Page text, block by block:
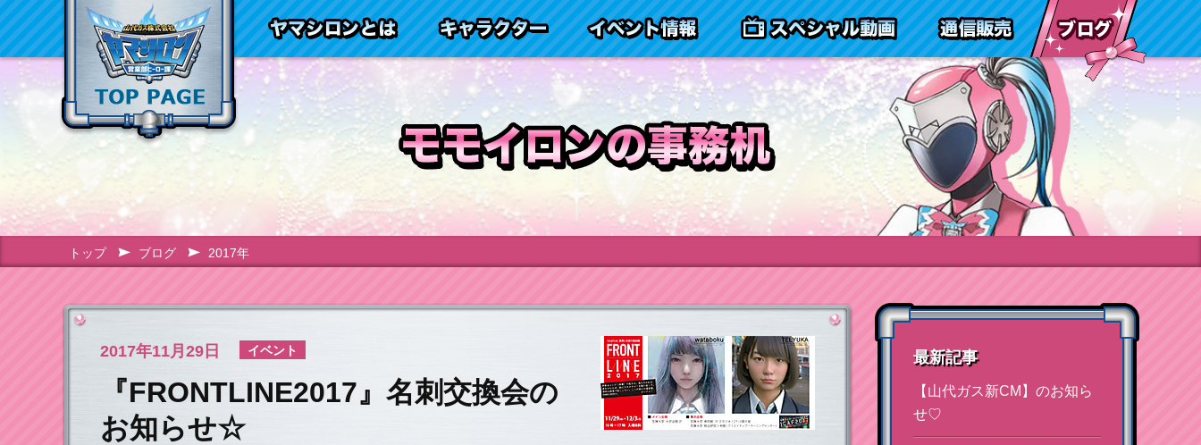
ヤマシロンとは キャラクター イベント情報 スペシャル動画 通信販売 ブログ
トップ ブログ 2017年
2017年11月29日 イベント
『FRONTLINE2017』名刺交換会の
お知らせ☆
最新記事
【山代ガス新CM】のお知ら
せ♡